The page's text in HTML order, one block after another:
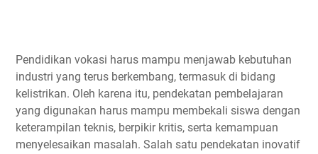
Pendidikan vokasi harus mampu menjawab kebutuhan
industri yang terus berkembang, termasuk di bidang
kelistrikan. Oleh karena itu, pendekatan pembelajaran
yang digunakan harus mampu membekali siswa dengan
keterampilan teknis, berpikir kritis, serta kemampuan
menyelesaikan masalah. Salah satu pendekatan inovatif